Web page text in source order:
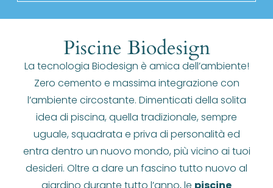
Piscine Biodesign
La tecnologia Biodesign è amica dell’ambiente!
Zero cemento e massima integrazione con
l’ambiente circostante. Dimenticati della solita
idea di piscina, quella tradizionale, sempre
uguale, squadrata e priva di personalità ed
entra dentro un nuovo mondo, più vicino ai tuoi
desideri. Oltre a dare un fascino tutto nuovo al